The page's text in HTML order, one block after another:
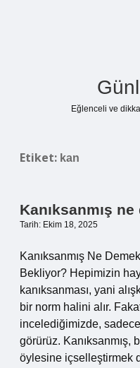
Eğlenceli ve
Etiket: kan
Kanıksanmış
Tarih: Ekim 18, 2025
Kanıksanmış Ne
Bekliyor? Hepimizin
kanıksanması, yani
bir norm halini alır.
incelediğimizde, sadece
görürüz. Kanıksanmış,
öylesine içselleştirmek